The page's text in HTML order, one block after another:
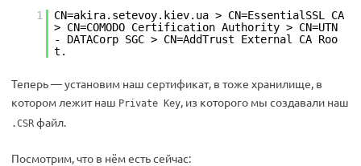
1
CN=akira.setevoy.kiev.ua > CN=EssentialSSL CA
> CN=COMODO Certification Authority > CN=UTN
- DATACorp SGC > CN=AddTrust External CA Roo
t.
Теперь — установим наш сертификат, в тоже хранилище, в
котором лежит наш Private Key, из которого мы создавали наш
.CSR файл.
Посмотрим, что в нём есть сейчас: